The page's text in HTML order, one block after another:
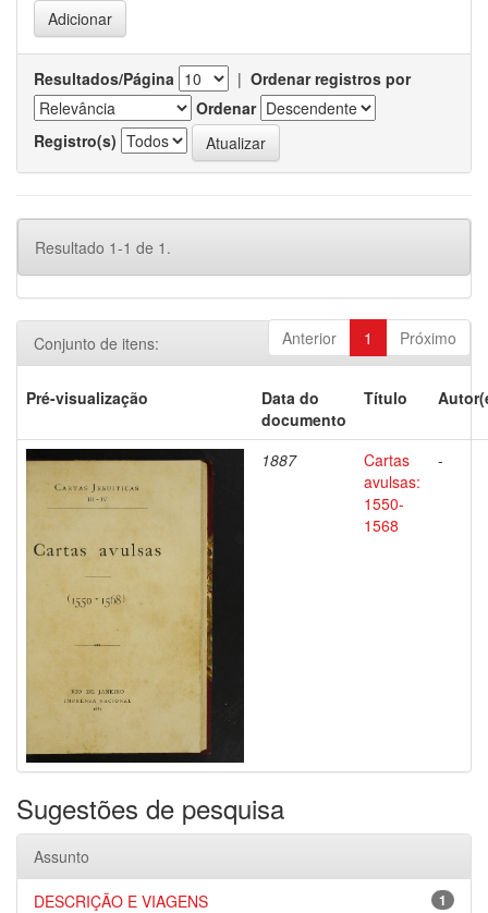
Resultados/Página | Ordenar registros por
Ordenar
Registro(s)
Resultado 1-1 de 1.
Anterior 1 Próximo
Conjunto de itens:
Pré-visualização
Data do
documento
Título
1887
Cartas
avulsas:
1550-
1568
-
Sugestões de pesquisa
Assunto
1
DESCRIÇÃO E VIAGENS